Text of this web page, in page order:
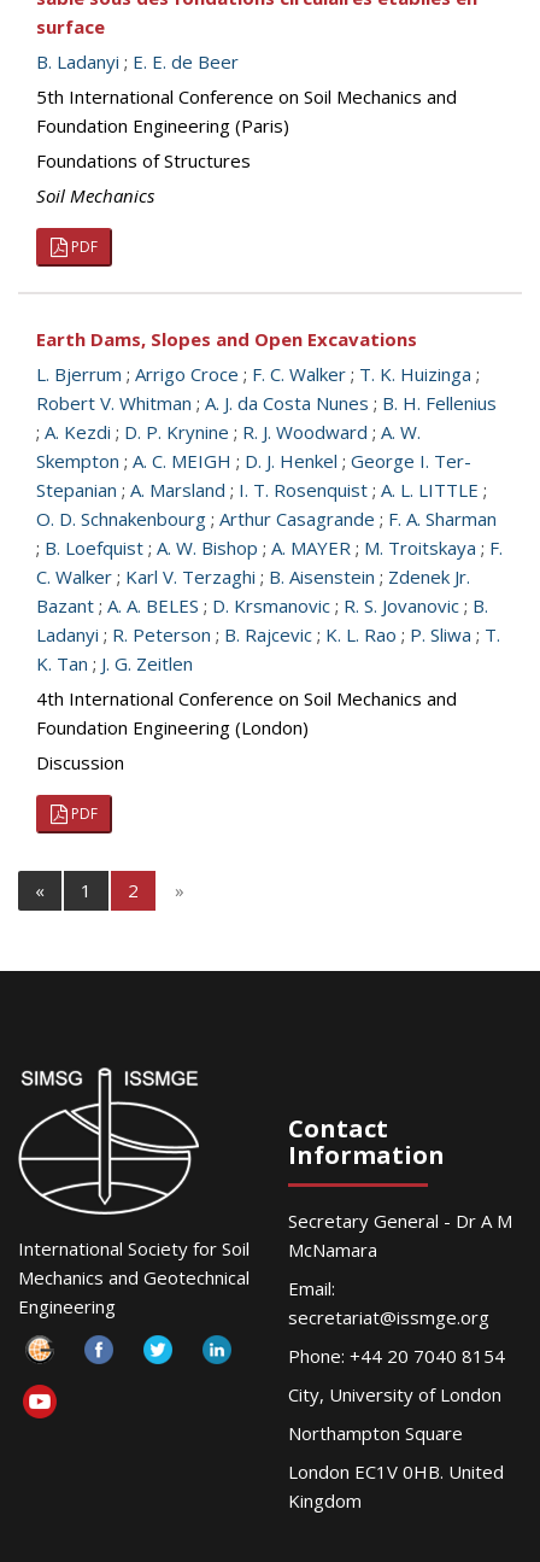
surface
B. Ladanyi ; E. E. de Beer
5th International Conference on Soil Mechanics and
Foundation Engineering (Paris)
Foundations of Structures
Soil Mechanics
PDF
Earth Dams, Slopes and Open Excavations
L. Bjerrum ; Arrigo Croce ; F. C. Walker ; T. K. Huizinga ;
Robert V. Whitman ; A. J. da Costa Nunes ; B. H. Fellenius
; A. Kezdi ; D. P. Krynine ; R. J. Woodward ; A. W.
Skempton ; A. C. MEIGH ; D. J. Henkel ; George I. Ter-
Stepanian ; A. Marsland ; I. T. Rosenquist ; A. L. LITTLE ;
O. D. Schnakenbourg ; Arthur Casagrande ; F. A. Sharman
; B. Loefquist ; A. W. Bishop ; A. MAYER ; M. Troitskaya ; F.
C. Walker ; Karl V. Terzaghi ; B. Aisenstein ; Zdenek Jr.
Bazant ; A. A. BELES ; D. Krsmanovic ; R. S. Jovanovic ; B.
Ladanyi ; R. Peterson ; B. Rajcevic ; K. L. Rao ; P. Sliwa ; T.
K. Tan ; J. G. Zeitlen
4th International Conference on Soil Mechanics and
Foundation Engineering (London)
Discussion
PDF
« 1 2 »
International Society for Soil
Mechanics and Geotechnical
Engineering
Contact
Information
Secretary General - Dr A M
McNamara
Email:
secretariat@issmge.org
Phone: +44 20 7040 8154
City, University of London
Northampton Square
London EC1V 0HB. United
Kingdom